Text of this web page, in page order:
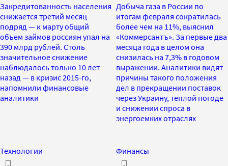
Закредитованность населения
снижается третий месяц
подряд — к марту общий
объем займов россиян упал на
390 млрд рублей. Столь
значительное снижение
наблюдалось только 10 лет
назад — в кризис 2015-го,
напомнили финансовые
аналитики
Добыча газа в России по
итогам февраля сократилась
более чем на 11%, выяснил
«Коммерсантъ». За первые два
месяца года в целом она
снизилась на 7,3% в годовом
выражении. Аналитики видят
причины такого положения
дел в прекращении поставок
через Украину, теплой погоде
и снижении спроса в
энергоемких отраслях
Технологии Финансы